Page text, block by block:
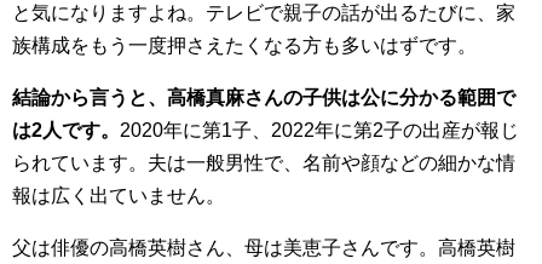
と気になりますよね。テレビで親子の話が出るたびに、家
族構成をもう一度押さえたくなる方も多いはずです。
結論から言うと、高橋真麻さんの子供は公に分かる範囲で
は2人です。 2020年に第1子、2022年に第2子の出産が報じ
られています。夫は一般男性で、名前や顔などの細かな情
報は広く出ていません。
父は俳優の高橋英樹さん、母は美恵子さんです。高橋英樹